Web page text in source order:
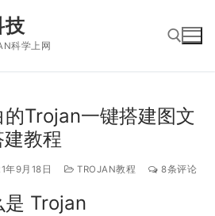
技
科学上网
Trojan一键搭建图文
教程
年9月18日 TROJAN教程 8条评论
是 Trojan